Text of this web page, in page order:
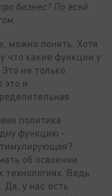
бизнес? По всей
можно понять. Хотя
что какие функции у
не только
это и
политика
функцию -
об освоении
технологиях. Ведь
Да, у нас есть